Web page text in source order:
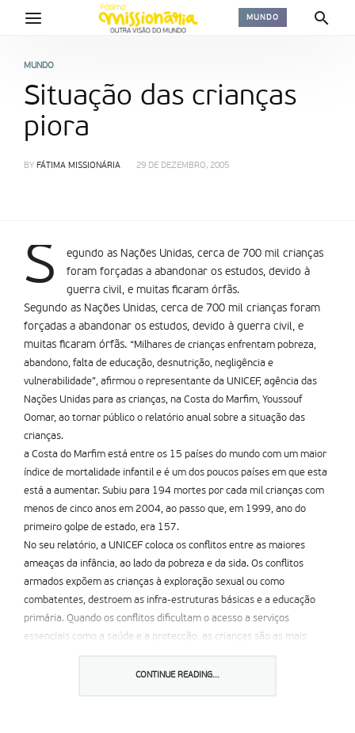
MUNDO
MUNDO
Situação das crianças
piora
BY FÁTIMA MISSIONÁRIA 29 DE DEZEMBRO, 2005
S
egundo as Nações Unidas, cerca de 700 mil crianças
foram forçadas a abandonar os estudos, devido à
guerra civil, e muitas ficaram órfãs.
Segundo as Nações Unidas, cerca de 700 mil crianças foram
forçadas a abandonar os estudos, devido à guerra civil, e
muitas ficaram órfãs. “Milhares de crianças enfrentam pobreza,
abandono, falta de educação, desnutrição, negligência e
vulnerabilidade”, afirmou o representante da UNICEF, agência das
Nações Unidas para as crianças, na Costa do Marfim, Youssouf
Oomar, ao tornar público o relatório anual sobre a situação das
crianças.
a Costa do Marfim está entre os 15 países do mundo com um maior
í­ndice de mortalidade infantil e é um dos poucos países em que esta
está a aumentar. Subiu para 194 mortes por cada mil crianças com
menos de cinco anos em 2004, ao passo que, em 1999, ano do
primeiro golpe de estado, era 157.
No seu relatório, a UNICEF coloca os conflitos entre as maiores
ameaças da infância, ao lado da pobreza e da sida. Os conflitos
armados expõem as crianças à exploração sexual ou como
combatentes, destroem as infra-estruturas básicas e a educação
primária. Quando os conflitos dificultam o acesso a serviços
essenciais como a saúde e a protecção, as crianças são as mais
luta pela sobrevivência”, concluiu Youssouf Oomar.
CONTINUE READING...